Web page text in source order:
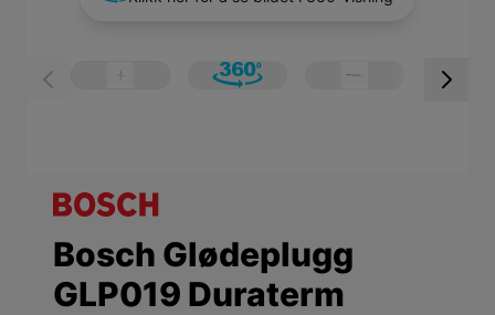
View larger image
View larger image
View larger
Bosch Glødeplugg
GLP019 Duraterm